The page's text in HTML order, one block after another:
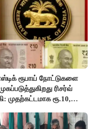
ரூபாய் நோட்டுகளை
ரிசர்வ்
முதற்கட்டமாக ரூ.10,